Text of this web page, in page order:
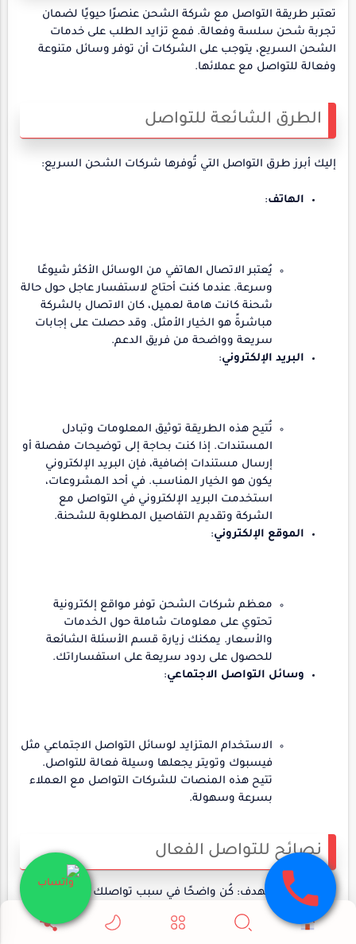
تعتبر طريقة التواصل مع شركة الشحن عنصرًا حيويًا لضمان
تجربة شحن سلسة وفعالة. فمع تزايد الطلب على خدمات
الشحن السريع، يتوجب على الشركات أن توفر وسائل متنوعة
وفعالة للتواصل مع عملائها.
الطرق الشائعة للتواصل
إليك أبرز طرق التواصل التي تُوفرها شركات الشحن السريع:
الهاتف:
يُعتبر الاتصال الهاتفي من الوسائل الأكثر شيوعًا
وسرعة. عندما كنت أحتاج لاستفسار عاجل حول حالة
شحنة كانت هامة لعميل، كان الاتصال بالشركة
مباشرةً هو الخيار الأمثل. وقد حصلت على إجابات
سريعة وواضحة من فريق الدعم.
البريد الإلكتروني:
تُتيح هذه الطريقة توثيق المعلومات وتبادل
المستندات. إذا كنت بحاجة إلى توضيحات مفصلة أو
إرسال مستندات إضافية، فإن البريد الإلكتروني
يكون هو الخيار المناسب. في أحد المشروعات،
استخدمت البريد الإلكتروني في التواصل مع
الشركة وتقديم التفاصيل المطلوبة للشحنة.
الموقع الإلكتروني:
معظم شركات الشحن توفر مواقع إلكترونية
تحتوي على معلومات شاملة حول الخدمات
والأسعار. يمكنك زيارة قسم الأسئلة الشائعة
للحصول على ردود سريعة على استفساراتك.
وسائل التواصل الاجتماعي:
الاستخدام المتزايد لوسائل التواصل الاجتماعي مثل
فيسبوك وتويتر يجعلها وسيلة فعالة للتواصل.
تتيح هذه المنصات للشركات التواصل مع العملاء
بسرعة وسهولة.
نصائح للتواصل الفعال
تحديد الهدف: كُن واضحًا في سبب تواصلك مع الشركة،
سواء كان للاستفسار عن خدمة معينة أو تحديث حول
شحنة.